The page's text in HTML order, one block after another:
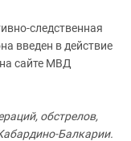
следственная
введен в действие
сайте МВД
обстрелов,
Балкарии.